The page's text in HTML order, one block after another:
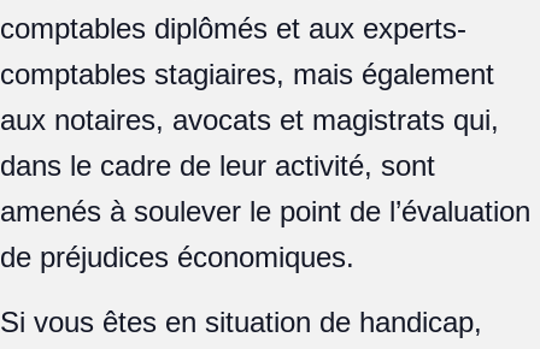
comptables diplômés et aux experts-
comptables stagiaires, mais également
aux notaires, avocats et magistrats qui,
dans le cadre de leur activité, sont
amenés à soulever le point de l’évaluation
de préjudices économiques.
Si vous êtes en situation de handicap,